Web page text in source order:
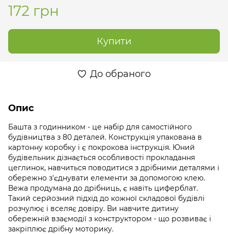
172 грн
Купити
До обраного
Опис
Башта з годинником - це набір для самостійного
будівництва з 80 деталей. Конструкція упакована в
картонну коробку і є покрокова інструкція. Юний
будівельник дізнається особливості прокладання
цеглинок, навчиться поводитися з дрібними деталями і
обережно з'єднувати елементи за допомогою клею.
Вежа продумана до дрібниць, є навіть циферблат.
Такий серйозний підхід до кожної складової будівлі
розчулює і вселяє довіру. Ви навчите дитину
обережній взаємодії з конструктором - що розвиває і
закріплює дрібну моторику.